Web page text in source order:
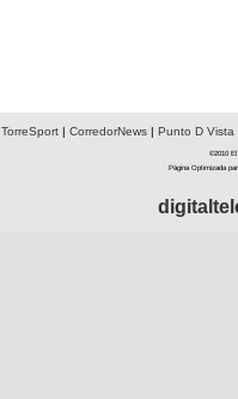
TorreSport| CorredorNews| Punto D Vista
©2010 El
Página Optimizada